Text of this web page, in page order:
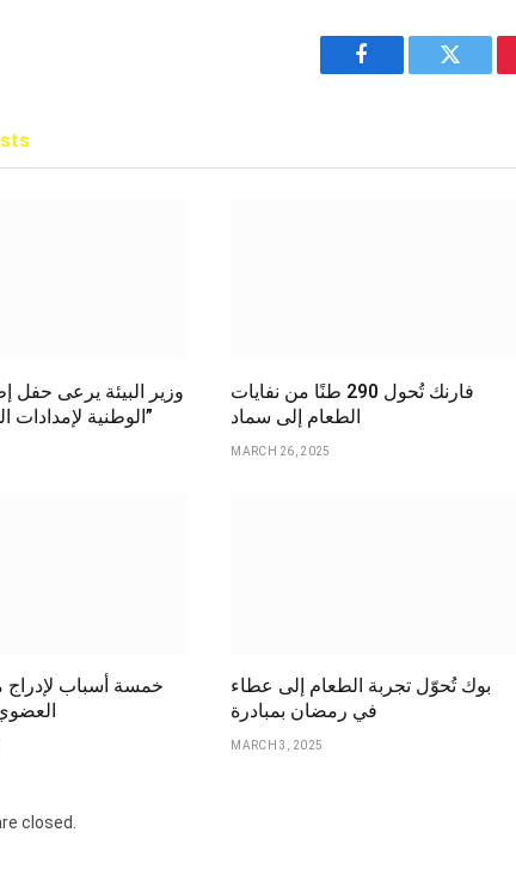
Facebook Twitter
وزير البيئة يرعى حفل
الوطنية لإمدادات الحبوب “سابل”
فارنك تُحول 290 طنًا من نفايات
الطعام إلى سماد
MARCH 26, 2025
خمسة أسباب لإدراج
بوك تُحوّل تجربة الطعام إلى عطاء
في رمضان بمبادرة
MARCH 3, 2025
closed.